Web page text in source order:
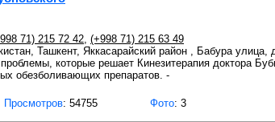
71) 215 72 42, (+998 71) 215 63 49
Ташкент, Яккасарайский район , Бабура улица,
которые решает Кинезитерапия доктора
обезболивающих препаратов. -
Просмотров: 54755 Фото: 3